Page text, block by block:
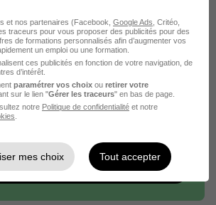
CV
accessible à l’ensemble des
Rendre mon CV visible
et nos partenaires (Facebook, Google Ads , Critéo,
traceurs pour vous proposer des publicités pour des
de formations personnalisés afin d’augmenter vos
un emploi ou une formation.
ces publicités en fonction de votre navigation, de
d’intérêt.
paramétrer vos choix ou retirer votre
sur le lien "Gérer les traceurs" en bas de page.
notre Politique de confidentialité et notre
mes choix Tout accepter